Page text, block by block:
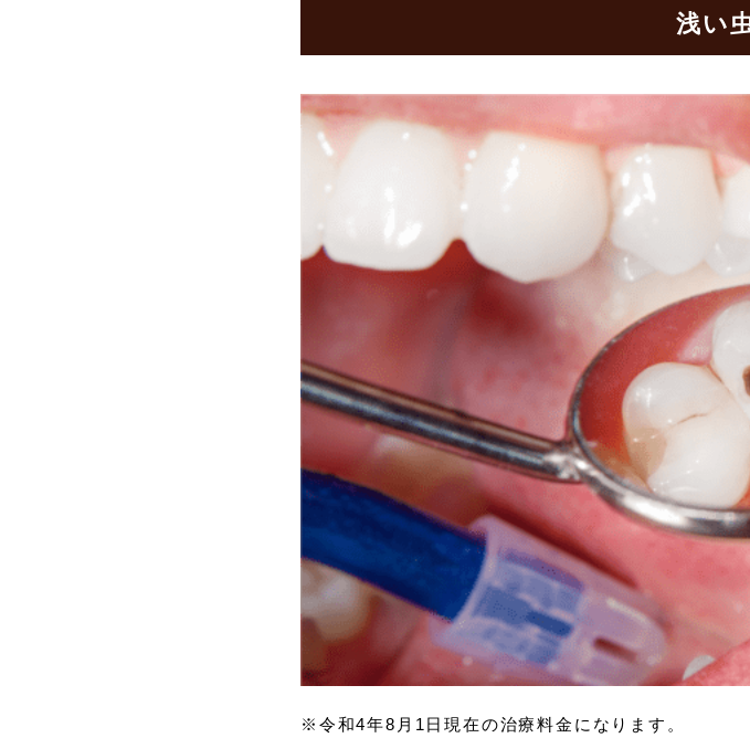
浅い
※令和4年8月1日現在の治療料金になります。